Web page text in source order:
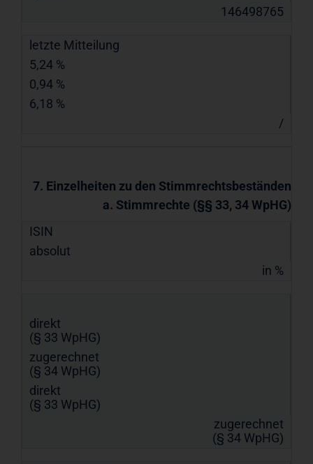
146498765
letzte Mitteilung
5,24 %
0,94 %
6,18 %
/
7. Einzelheiten zu den Stimmrechtsbeständen
a. Stimmrechte (§§ 33, 34 WpHG)
ISIN
absolut
in %
direkt
(§ 33 WpHG)
zugerechnet
(§ 34 WpHG)
direkt
(§ 33 WpHG)
zugerechnet
(§ 34 WpHG)